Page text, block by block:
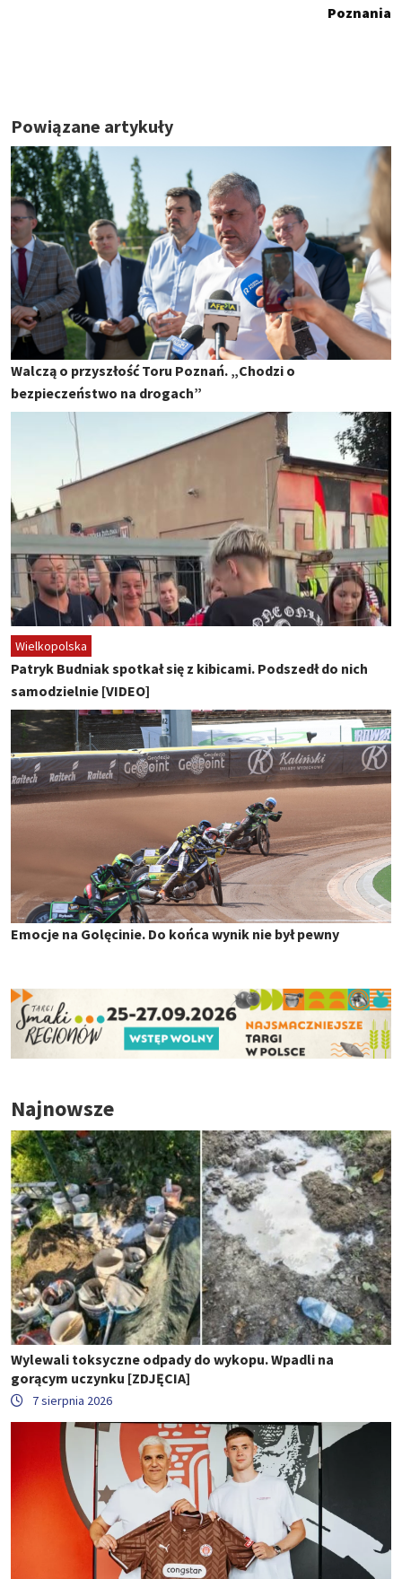
Poznania
Powiązane artykuły
Walczą o przyszłość Toru Poznań. „Chodzi o
bezpieczeństwo na drogach”
Wielkopolska
Patryk Budniak spotkał się z kibicami. Podszedł do nich
samodzielnie [VIDEO]
Emocje na Golęcinie. Do końca wynik nie był pewny
Najnowsze
Wylewali toksyczne odpady do wykopu. Wpadli na
gorącym uczynku [ZDJĘCIA]
7 sierpnia 2026